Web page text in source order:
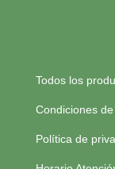
Todos los
Condiciones
Política de